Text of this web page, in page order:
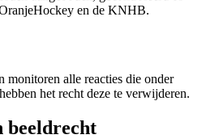
en de KNHB.
monitoren alle reacties die onder
het recht deze te verwijderen.
beeldrecht